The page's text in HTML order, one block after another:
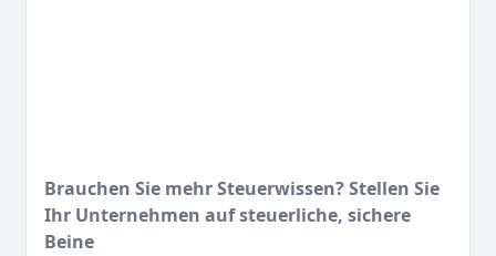
Brauchen Sie mehr Steuerwissen? Stellen Sie
Ihr Unternehmen auf steuerliche, sichere
Beine